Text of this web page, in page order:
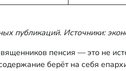
публикаций. Источники:
пенсия — это не
берёт на себя